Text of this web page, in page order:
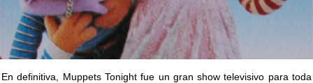
En definitiva, Muppets Tonight fue un gran show televisivo para toda